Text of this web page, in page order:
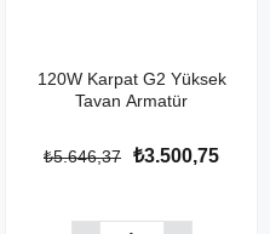
120W Karpat G2 Yüksek
Tavan Armatür
₺3.500,75
₺5.646,37